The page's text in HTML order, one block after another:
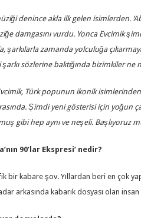
denince akla ilk gelen isimlerden.
damgasını vurdu. Yonca Evcimik
şarkılarla zamanda yolculuğa
şarkı sözlerine baktığında bizimkiler ne
Türk popunun ikonik
Şimdi yeni gösterisi için yoğun
gibi hep aynı ve neşeli. Başlıyoruz
90’lar Ekspresi’ nedir?
bir kabare şov. Yıllardan beri en çok
arkasında kabarık dosyası olan insan